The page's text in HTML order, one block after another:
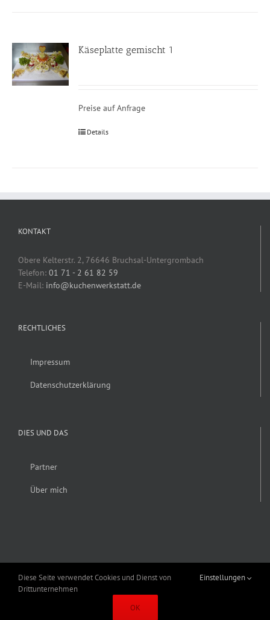
Käseplatte gemischt 1
Preise auf Anfrage
Details
KONTAKT
Obere Kelterstr. 2, 76646 Bruchsal-Untergrombach
Telefon: 01 71 - 2 61 82 59
E-Mail: info@kuchenwerkstatt.de
RECHTLICHES
Impressum
Datenschutzerklärung
DIES UND DAS
Partner
Über mich
Copyright 2019 Alexander Fröhlich | Alle Rechte vorbehalten | Erstellt von
Diese Seite verwendet Cookies und Dienst von
Drittunternehmen
Einstellungen
OK